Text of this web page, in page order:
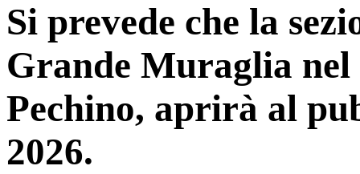
Si prevede che la
Grande Muraglia
Pechino, aprirà al
2026.